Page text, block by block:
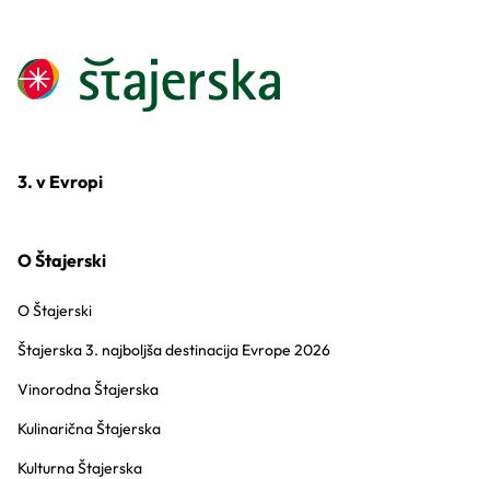
3. v Evropi
O Štajerski
O Štajerski
Štajerska 3. najboljša destinacija Evrope 2026
Vinorodna Štajerska
Kulinarična Štajerska
Kulturna Štajerska